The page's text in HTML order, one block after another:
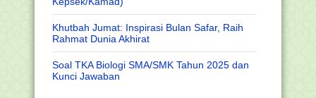
Khutbah Jumat: Inspirasi Bulan Safar, Raih
Rahmat Dunia Akhirat
Soal TKA Biologi SMA/SMK Tahun 2025 dan
Kunci Jawaban